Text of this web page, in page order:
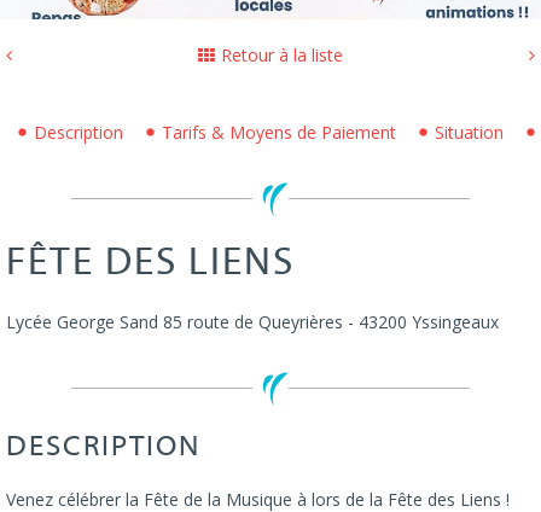
Retour à la liste
Description Tarifs & Moyens de Paiement Situation
FÊTE DES LIENS
Lycée George Sand 85 route de Queyrières - 43200 Yssingeaux
DESCRIPTION
Venez célébrer la Fête de la Musique à lors de la Fête des Liens !